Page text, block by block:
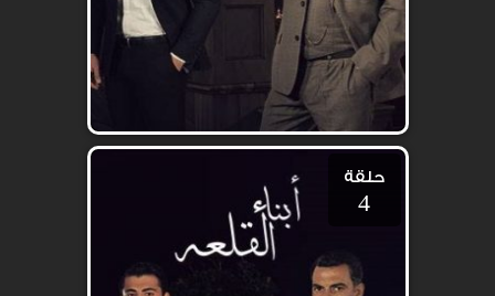
حلقة
4